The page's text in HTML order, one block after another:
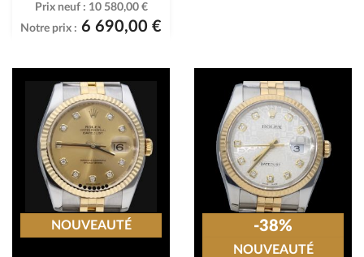
Prix neuf : 10 580,00 €
Notre prix : 6 690,00 €
NOUVEAUTÉ -38%
NOUVEAUTÉ